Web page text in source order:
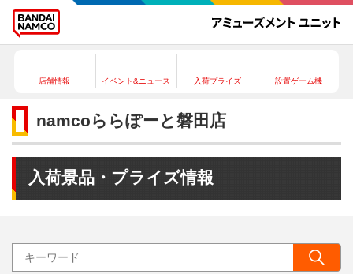
店舗情報 イベント&ニュース 入荷プライズ 設置ゲーム機
namcoららぽーと磐田店
入荷景品・プライズ情報